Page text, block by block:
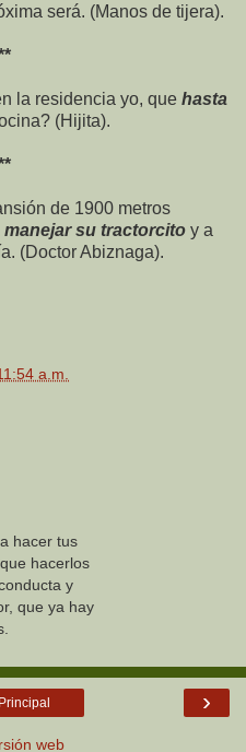
será. (Manos de tijera).
la residencia yo, que hasta
(Hijita).
de 1900 metros
manejar su tractorcito y a
(Doctor Abiznaga).
a.m.
hacer tus
hacerlos
y
que ya hay
›
web